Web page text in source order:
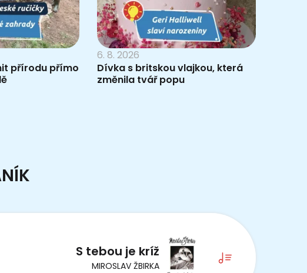
přírodu přímo
6. 8. 2026
Dívka s britskou vlajkou, která
změnila tvář popu
S tebou je kríž
MIROSLAV ŽBIRKA